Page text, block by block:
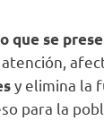
que se
y elimina la
para la